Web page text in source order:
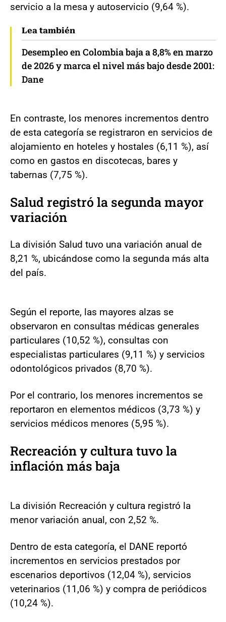
servicio a la mesa y autoservicio (9,64 %).
Lea también
Desempleo en Colombia baja a 8,8% en marzo
de 2026 y marca el nivel más bajo desde 2001:
Dane
En contraste, los menores incrementos dentro
de esta categoría se registraron en servicios de
alojamiento en hoteles y hostales (6,11 %), así
como en gastos en discotecas, bares y
tabernas (7,75 %).
Salud registró la segunda mayor
variación
La división Salud tuvo una variación anual de
8,21 %, ubicándose como la segunda más alta
del país.
Según el reporte, las mayores alzas se
observaron en consultas médicas generales
particulares (10,52 %), consultas con
especialistas particulares (9,11 %) y servicios
odontológicos privados (8,70 %).
Por el contrario, los menores incrementos se
reportaron en elementos médicos (3,73 %) y
servicios médicos menores (5,95 %).
Recreación y cultura tuvo la
inflación más baja
La división Recreación y cultura registró la
menor variación anual, con 2,52 %.
Dentro de esta categoría, el DANE reportó
incrementos en servicios prestados por
escenarios deportivos (12,04 %), servicios
veterinarios (11,06 %) y compra de periódicos
(10,24 %).